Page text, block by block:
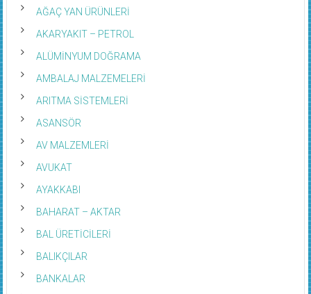
AĞAÇ YAN ÜRÜNLERİ
AKARYAKIT – PETROL
ALÜMİNYUM DOĞRAMA
AMBALAJ MALZEMELERİ
ARITMA SİSTEMLERİ
ASANSÖR
AV MALZEMLERİ
AVUKAT
AYAKKABI
BAHARAT – AKTAR
BAL ÜRETİCİLERİ
BALIKÇILAR
BANKALAR